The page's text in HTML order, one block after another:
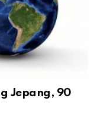
Jepang, 90